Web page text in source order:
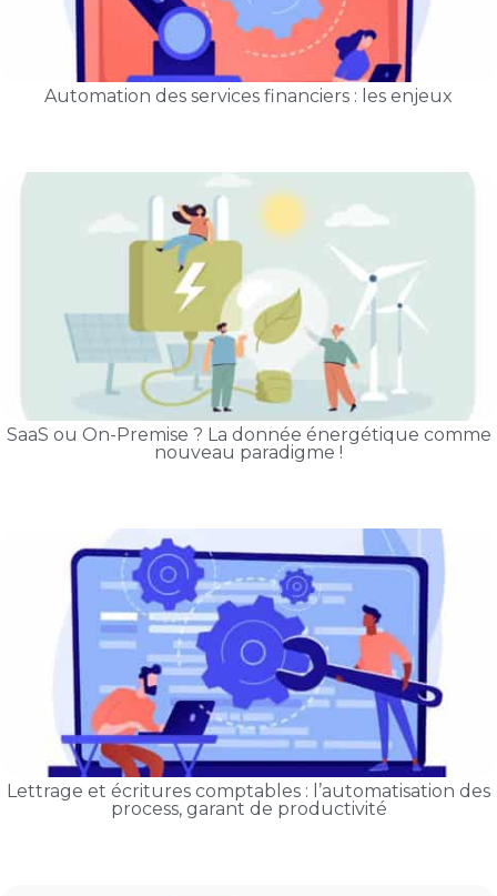
Automation des services financiers : les enjeux
SaaS ou On-Premise ? La donnée énergétique comme
nouveau paradigme !
Lettrage et écritures comptables : l’automatisation des
process, garant de productivité